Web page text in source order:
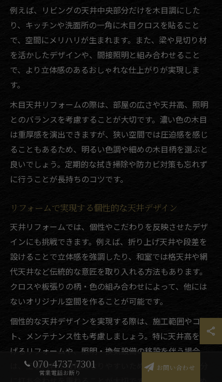
例えば、リビングの天井中央部分だけを木目調にした
り、キッチンや洗面所の一角に木目クロスを貼ること
で、空間にメリハリが生まれます。また、梁や見切り材
を活かしたデザインや、間接照明と組み合わせること
で、より立体感のあるおしゃれな仕上がりが実現しま
す。
木目天井リフォームの際は、部屋の広さや天井高、照明
とのバランスを考慮することが大切です。濃い色の木目
は重厚感を演出できますが、狭い空間では圧迫感を感じ
ることもあるため、明るい色調や細めの木目柄を選ぶと
良いでしょう。定期的な拭き掃除や防カビ対策も忘れず
に行うことが長持ちのコツです。
リフォームで実現する個性的な天井デザイン
天井リフォームでは、個性やこだわりを反映させたデザ
インにも挑戦できます。例えば、折り上げ天井や段差を
設けることで立体感を強調したり、和室では格天井や網
代天井など伝統的な意匠を取り入れる方法もあります。
クロスや板張りの柄・色の組み合わせによって、他には
ないオリジナル空間を作ることが可能です。
個性的な天井デザインを実現する際は、施工範囲やコス
ト、メンテナンス性も考慮しましょう。特に天井高を上
げるリフォームや、照明・換気設備の移設を伴う場合
は、工事内容が複雑になりやすいため、専門業者と十分
070-4737-7301
営業電話お断り
お問い合わせ